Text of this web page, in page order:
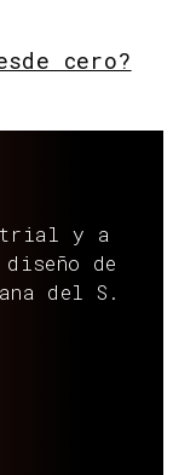
cero?
y a
de
del S.